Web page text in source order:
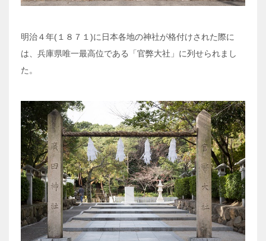
明治４年(１８７１)に日本各地の神社が格付けされた際に
は、兵庫県唯一最高位である「官弊大社」に列せられまし
た。